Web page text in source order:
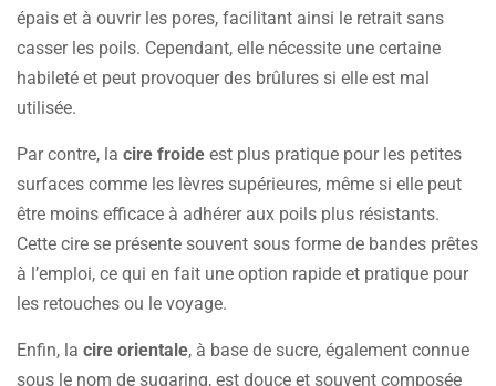
épais et à ouvrir les pores, facilitant ainsi le retrait sans
casser les poils. Cependant, elle nécessite une certaine
habileté et peut provoquer des brûlures si elle est mal
utilisée.
Par contre, la cire froide est plus pratique pour les petites
surfaces comme les lèvres supérieures, même si elle peut
être moins efficace à adhérer aux poils plus résistants.
Cette cire se présente souvent sous forme de bandes prêtes
à l’emploi, ce qui en fait une option rapide et pratique pour
les retouches ou le voyage.
Enfin, la cire orientale, à base de sucre, également connue
sous le nom de sugaring, est douce et souvent composée